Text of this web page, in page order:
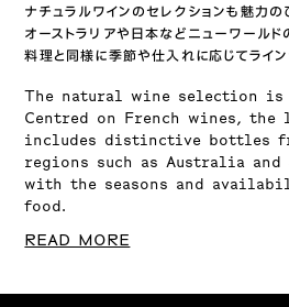
ナチュラルワインのセレクションも魅力の
オーストラリアや日本などニューワール
料理と同様に季節や仕入れに応じてライン
The natural wine selection
Centred on French wines, the
includes distinctive bottles
regions such as Australia and
with the seasons and
food.
READ MORE